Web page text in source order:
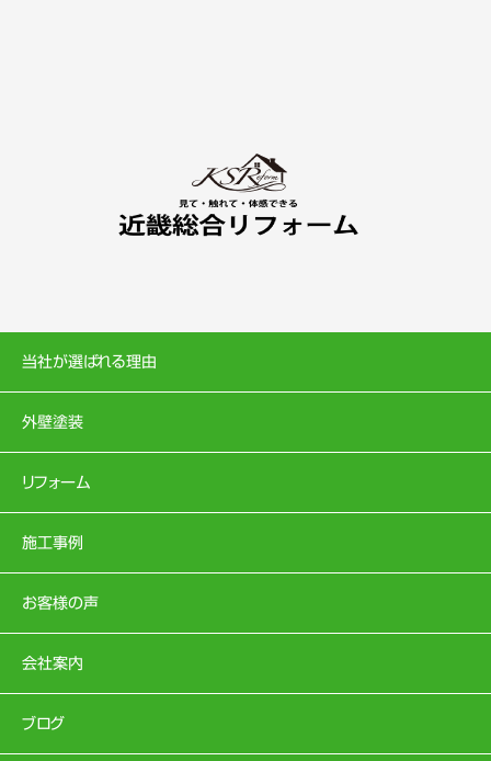
当社が選ばれる理由
外壁塗装
リフォーム
施工事例
お客様の声
会社案内
ブログ